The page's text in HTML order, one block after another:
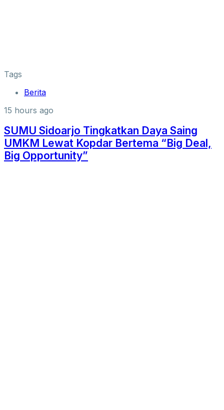
Tags
Berita
15 hours ago
SUMU Sidoarjo Tingkatkan Daya Saing
UMKM Lewat Kopdar Bertema “Big Deal,
Big Opportunity”